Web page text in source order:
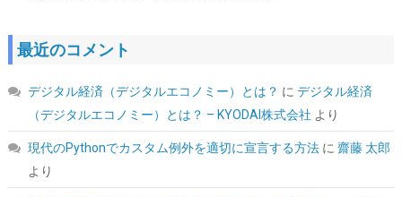
CORSAIR RM850e 2025モデル PC電源ユニット 850W PCIE 5.1 対
応 80PLUS Gold認証 ATX 3.1 認証済 フルモジュラー 12V-2x6 ケ
( 54474 GBP 72.78 (2026-08-09 04:05 GMT +09:00 時点 - 詳細はこ
ちら)
最近のコメント
デジタル経済（デジタルエコノミー）とは？ に デジタル経済
（デジタルエコノミー）とは？ – KYODAI株式会社 より
現代のPythonでカスタム例外を適切に宣言する方法に 齋藤 太郎
より